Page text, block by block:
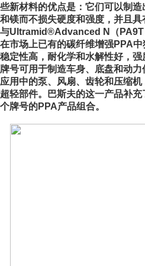
些新材料的优点是：它们可以制
和镁而不损失硬度和强度，并且
与Ultramid®Advanced N（PA9T
在市场上已有的碳纤维增强PPA
稳定性高，耐化学和水解性好，
牌号可用于制造车身、底盘和动
应用中的泵、风扇、齿轮和压缩
超轻部件。巴斯夫的这一产品补
个牌号的PPA产品组合。